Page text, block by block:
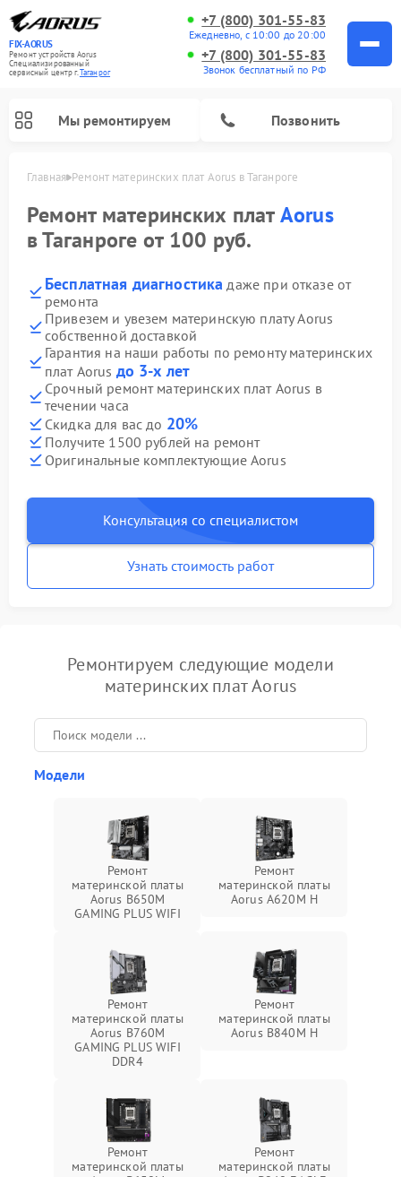
FIX-AORUS
Ремонт устройств Aorus
Специализированный
cервисный центр г.Таганрог
+7 (800) 301-55-83
Ежедневно, с 10:00 до 20:00
+7 (800) 301-55-83
Звонок бесплатный по РФ
Мы ремонтируем Позвонить
Главная Ремонт материнских плат Aorus в Таганроге
Ремонт материнских платAorus
в Таганроге от 100 руб.
Бесплатная диагностика даже при отказе от
ремонта
Привезем и увезем материнскую плату Aorus
собственной доставкой
Гарантия на наши работы по ремонту материнских
плат Aorus до 3-х лет
Срочный ремонт материнских плат Aorus в
течении часа
Скидка для вас до 20%
Получите 1500 рублей на ремонт
Оригинальные комплектующие Aorus
Консультация со специалистом
Узнать стоимость работ
Ремонтируем следующие модели
материнских плат Aorus
Модели
Ремонт
материнской платы
Aorus B650M
GAMING PLUS WIFI
Ремонт
материнской платы
Aorus A620M H
Ремонт
материнской платы
Aorus B760M
GAMING PLUS WIFI
DDR4
Ремонт
материнской платы
Aorus B840M H
Ремонт
материнской платы
Ремонт
материнской платы